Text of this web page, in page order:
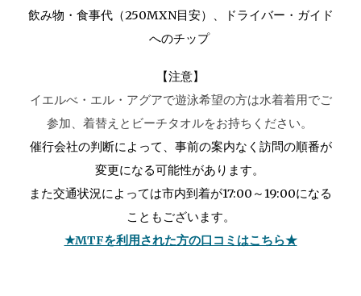
飲み物・食事代（250MXN目安）、ドライバー・ガイド
へのチップ
【注意】
イエルべ・エル・アグアで遊泳希望の方は水着着用でご
参加、着替えとビーチタオルをお持ちください。
催行会社の判断によって、事前の案内なく訪問の順番が
変更になる可能性があります。
また交通状況によっては市内到着が17:00～19:00になる
こともございます。
★MTFを利用された方の口コミはこちら★